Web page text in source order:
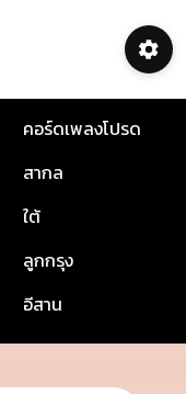
คอร์ดเพลงโปรด
สากล
ใต้
ลูกกรุง
อีสาน